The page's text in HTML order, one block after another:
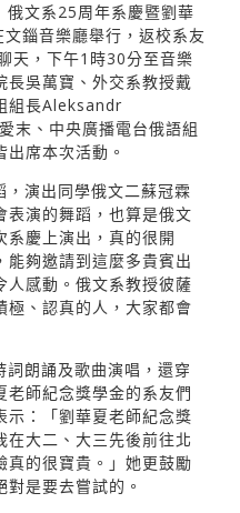
俄文系25周年系慶暨劉華
錙音樂廳舉行，返校系友
天，下午1時30分至音樂
長吳萬寶、外交系教授戴
組長Aleksandr
末、中央廣播電台俄語組
席本次活動。
演出同學俄文二蘇冠霖
表演的舞蹈，也算是俄文
系慶上演出，真的很開
夠邀請到這麼多貴賓出
人感動。俄文系教授彼薩
極、認真的人，大家都會
朗誦及歌曲演唱，還穿
師紀念獎學金的系友們
示：「劉華夏老師紀念獎
大二、大三先後前往北
真的很寶貴。」她更鼓勵
是要去嘗試的。